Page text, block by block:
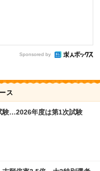
Sponsored by
ス
験…2026年度は第1次試験